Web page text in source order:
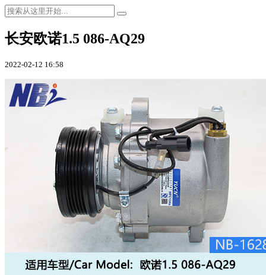
长安欧诺1.5 086-AQ29
2022-02-12 16:58